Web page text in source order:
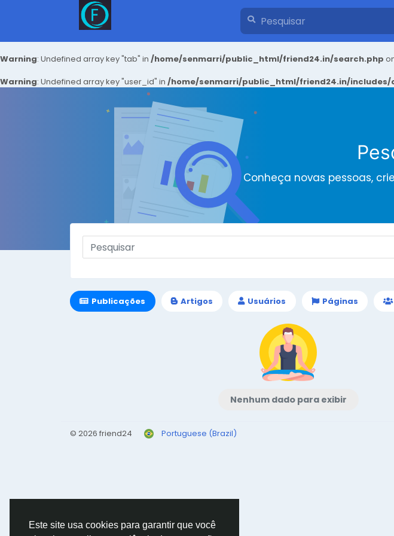
Este site usa cookies para garantir que você
Warning: Undefined array key "tab" in /home/senmarri/public_html/friend24.in/search.php
Warning: Undefined array key "user_id" in /home/senmarri/public_html/friend24.in/includes/
Conheça novas pessoas,
Publicações Artigos Usuários Páginas
Nenhum dado para exibir
© 2026 friend24 Portuguese (Brazil)